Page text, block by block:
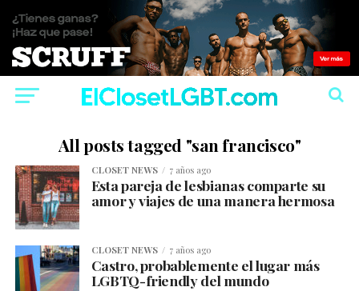
All posts tagged "san francisco"
CLOSET NEWS 7 años ago
Esta pareja de lesbianas comparte su
amor y viajes de una manera hermosa
CLOSET NEWS 7 años ago
Castro, probablemente el lugar más
LGBTQ-friendly del mundo